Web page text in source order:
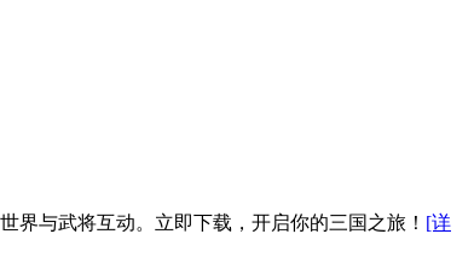
界与武将互动。立即下载，开启你的三国之旅！ [详